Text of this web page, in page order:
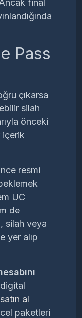
final
Pass
çıkarsa
silah
önceki
içerik
resmi
UC
de
silah veya
yer alıp
al
paketleri